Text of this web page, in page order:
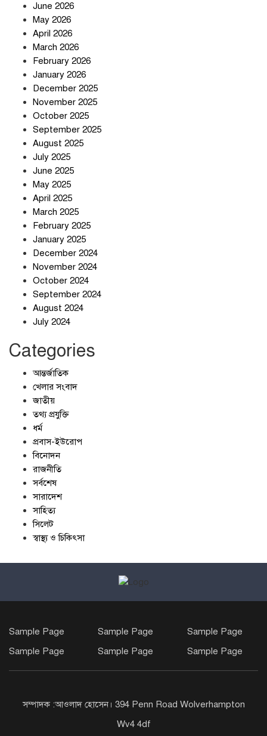
June 2026
May 2026
April 2026
March 2026
February 2026
January 2026
December 2025
November 2025
October 2025
September 2025
August 2025
July 2025
June 2025
May 2025
April 2025
March 2025
February 2025
January 2025
December 2024
November 2024
October 2024
September 2024
August 2024
July 2024
Categories
আন্তর্জাতিক
খেলার সংবাদ
জাতীয়
তথ্য প্রযুক্তি
ধর্ম
প্রবাস-ইউরোপ
বিনোদন
রাজনীতি
সর্বশেষ
সারাদেশ
সাহিত্য
সিলেট
স্বাস্থ্য ও চিকিৎসা
Sample Page Sample Page
Sample Page
Sample Page
Sample Page Sample Page
সম্পাদক :আওলাদ হোসেন। 394 Penn Road Wolverhampton
Wv4 4df